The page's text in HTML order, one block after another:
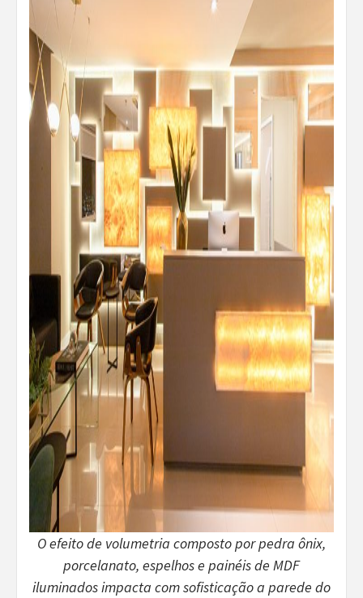
O efeito de volumetria composto por pedra ônix,
porcelanato, espelhos e painéis de MDF
iluminados impacta com sofisticação a parede do